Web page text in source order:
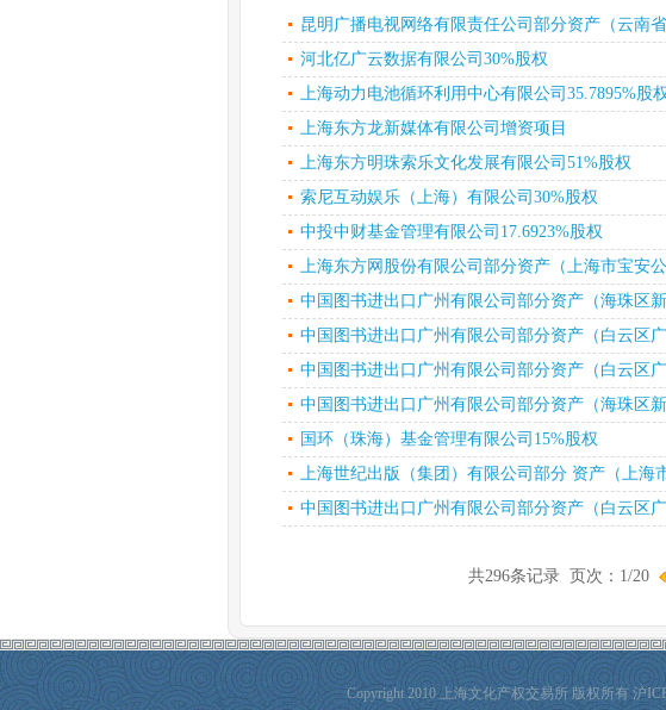
昆明广播电视网络有限责任公司部分资产（云南
河北亿广云数据有限公司30%股权
上海动力电池循环利用中心有限公司35.7895%股
上海东方龙新媒体有限公司增资项目
上海东方明珠索乐文化发展有限公司51%股权
索尼互动娱乐（上海）有限公司30%股权
中投中财基金管理有限公司17.6923%股权
上海东方网股份有限公司部分资产（上海市宝安公
中国图书进出口广州有限公司部分资产（海珠区
中国图书进出口广州有限公司部分资产（白云区
中国图书进出口广州有限公司部分资产（白云区
中国图书进出口广州有限公司部分资产（海珠区
国环（珠海）基金管理有限公司15%股权
上海世纪出版（集团）有限公司部分 资产（上海
中国图书进出口广州有限公司部分资产（白云区
共296条记录 页次：1/20
Copyright 2010 上海文化产权交易所 版权所有沪